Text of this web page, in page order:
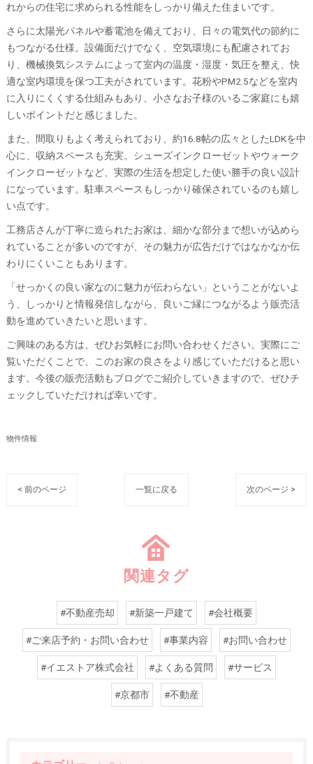
れからの住宅に求められる性能をしっかり備えた住まいです。
さらに太陽光パネルや蓄電池を備えており、日々の電気代の節約に
もつながる仕様。設備面だけでなく、空気環境にも配慮されてお
り、機械換気システムによって室内の温度・湿度・気圧を整え、快
適な室内環境を保つ工夫がされています。花粉やPM2.5などを室内
に入りにくくする仕組みもあり、小さなお子様のいるご家庭にも嬉
しいポイントだと感じました。
また、間取りもよく考えられており、約16.8帖の広々としたLDKを中
心に、収納スペースも充実。シューズインクローゼットやウォーク
インクローゼットなど、実際の生活を想定した使い勝手の良い設計
になっています。駐車スペースもしっかり確保されているのも嬉し
い点です。
工務店さんが丁寧に造られたお家は、細かな部分まで想いが込めら
れていることが多いのですが、その魅力が広告だけではなかなか伝
わりにくいこともあります。
「せっかくの良い家なのに魅力が伝わらない」ということがないよ
う、しっかりと情報発信しながら、良いご縁につながるよう販売活
動を進めていきたいと思います。
ご興味のある方は、ぜひお気軽にお問い合わせください。実際にご
覧いただくことで、このお家の良さをより感じていただけると思い
ます。今後の販売活動もブログでご紹介していきますので、ぜひチ
ェックしていただければ幸いです。
物件情報
< 前のページ 一覧に戻る 次のページ >
関連タグ
#不動産売却 #新築一戸建て #会社概要
#ご来店予約・お問い合わせ #事業内容 #お問い合わせ
#イエストア株式会社 #よくある質問 #サービス
#京都市 #不動産